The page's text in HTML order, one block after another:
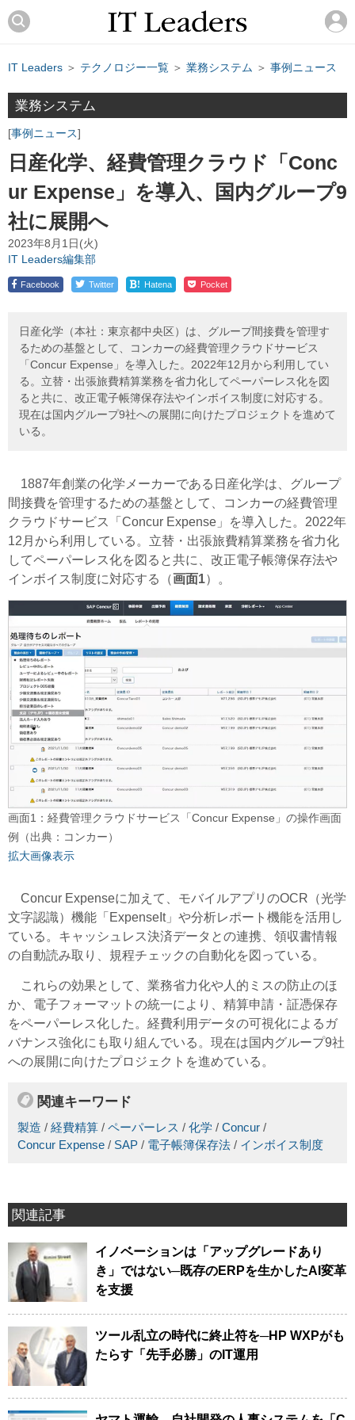
IT Leaders ＞ テクノロジー一覧 ＞ 業務システム ＞ 事例ニュース
業務システム
事例ニュース
日産化学、経費管理クラウド「Conc
ur Expense」を導入、国内グループ9
社に展開へ
2023年8月1日(火)
IT Leaders編集部
Facebook Twitter ! Hatena Pocket
日産化学（本社：東京都中央区）は、グループ間接費を管理す
るための基盤として、コンカーの経費管理クラウドサービス
「Concur Expense」を導入した。2022年12月から利用してい
る。立替・出張旅費精算業務を省力化してペーパーレス化を図
ると共に、改正電子帳簿保存法やインボイス制度に対応する。
現在は国内グループ9社への展開に向けたプロジェクトを進めて
いる。
1887年創業の化学メーカーである日産化学は、グループ
間接費を管理するための基盤として、コンカーの経費管理
クラウドサービス「Concur Expense」を導入した。2022年
12月から利用している。立替・出張旅費精算業務を省力化
してペーパーレス化を図ると共に、改正電子帳簿保存法や
インボイス制度に対応する（画面1）。
画面1：経費管理クラウドサービス「Concur Expense」の操作画面
例（出典：コンカー）
拡大画像表示
Concur Expenseに加えて、モバイルアプリのOCR（光学
文字認識）機能「ExpenseIt」や分析レポート機能を活用し
ている。キャッシュレス決済データとの連携、領収書情報
の自動読み取り、規程チェックの自動化を図っている。
これらの効果として、業務省力化や人的ミスの防止のほ
か、電子フォーマットの統一により、精算申請・証憑保存
をペーパーレス化した。経費利用データの可視化によるガ
バナンス強化にも取り組んでいる。現在は国内グループ9社
への展開に向けたプロジェクトを進めている。
関連キーワード
製造 / 経費精算 / ペーパーレス / 化学 / Concur /
Concur Expense / SAP / 電子帳簿保存法 / インボイス制度
関連記事
イノベーションは「アップグレードあり
き」ではない─既存のERPを生かしたAI変革
を支援
ツール乱立の時代に終止符を─HP WXPがも
たらす「先手必勝」のIT運用